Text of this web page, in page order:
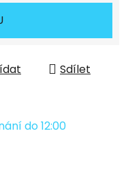
Sdílet
do 12:00